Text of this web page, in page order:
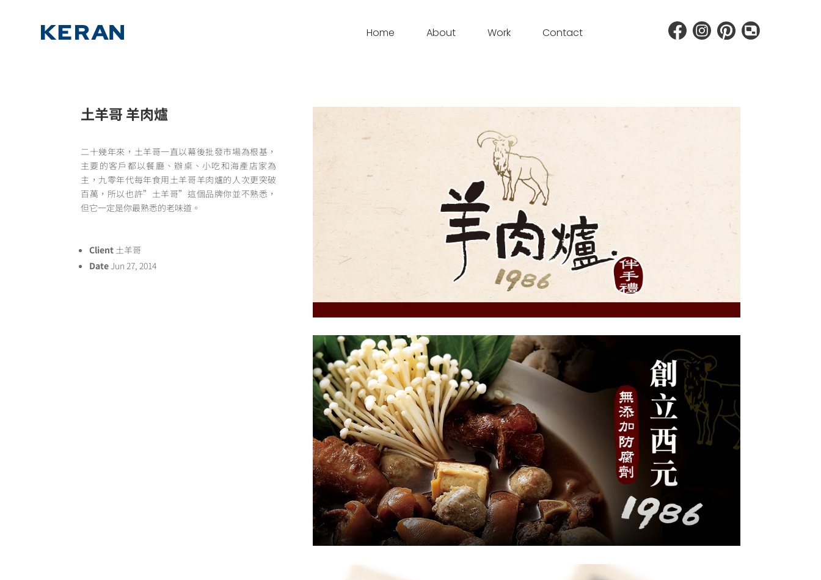
Home About Work Contact
土羊哥 羊肉爐
二十幾年來，土羊哥一直以幕後批發市場為根基，
主要的客戶都以餐廳、辦桌、小吃和海產店家為
主，九零年代每年食用土羊哥羊肉爐的人次更突破
百萬，所以也許”土羊哥”這個品牌你並不熟悉，
但它一定是你最熟悉的老味道。
Client 土羊哥
DateJun 27, 2014